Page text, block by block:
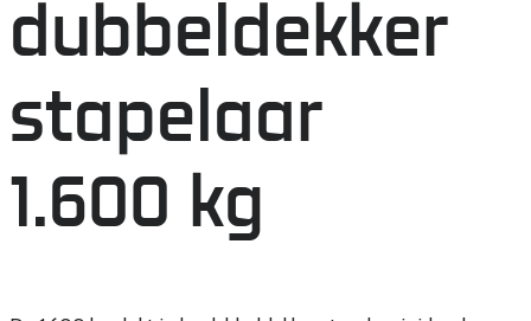
dubbeldekker
stapelaar
1.600 kg